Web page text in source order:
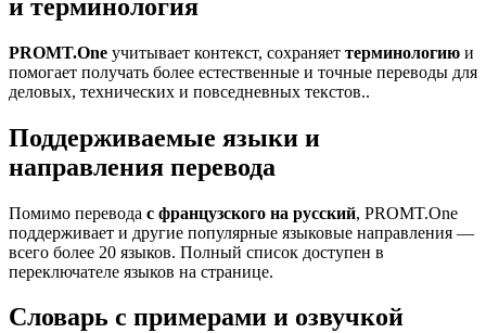
и терминология
PROMT.One учитывает контекст, сохраняет терминологию и
помогает получать более естественные и точные переводы для
деловых, технических и повседневных текстов..
Поддерживаемые языки и
направления перевода
Помимо перевода с французского на русский, PROMT.One
поддерживает и другие популярные языковые направления —
всего более 20 языков. Полный список доступен в
переключателе языков на странице.
Словарь с примерами и озвучкой